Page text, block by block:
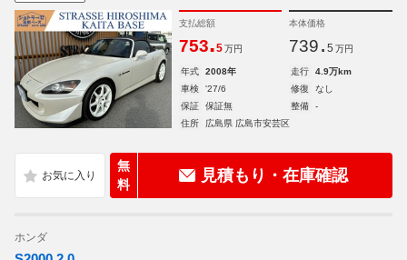
支払総額
753.5 万円
本体価格
739. 5 万円
年式 2008年 走行
4.9万km
車検
'27/6 修復
なし
保証
保証無 整備
-
住所
広島県 広島市安芸区
無
料
見積もり・在庫確認
ホンダ